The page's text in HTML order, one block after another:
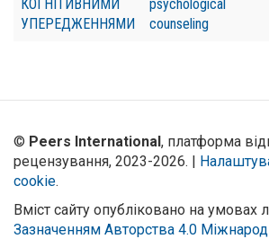
КОГНІТИВНИМИ
УПЕРЕДЖЕННЯМИ
psychological
counseling
© Peers International, платформа
рецензування, 2023-2026. |
cookie.
Вміст сайту опубліковано на умовах
Зазначенням Авторства 4.0